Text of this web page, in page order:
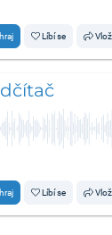
Líbí se
Líbí se